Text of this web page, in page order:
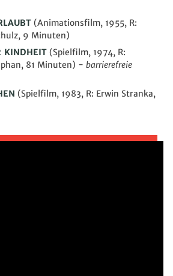
(Animationsfilm, 1955, R:
9 Minuten)
KINDHEIT (Spielfilm, 1974, R:
81 Minuten) - barrierefreie
(Spielfilm, 1983, R: Erwin Stranka,